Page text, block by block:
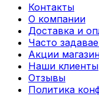
Контакты
О компании
Доставка и
Часто
Акции
Наши клиенты
Отзывы
Политика